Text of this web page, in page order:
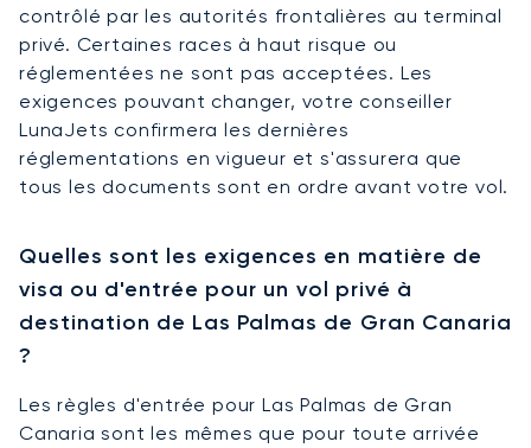
contrôlé par les autorités frontalières au terminal
privé. Certaines races à haut risque ou
réglementées ne sont pas acceptées. Les
exigences pouvant changer, votre conseiller
LunaJets confirmera les dernières
réglementations en vigueur et s'assurera que
tous les documents sont en ordre avant votre vol.
Quelles sont les exigences en matière de
visa ou d'entrée pour un vol privé à
destination de Las Palmas de Gran Canaria
?
Les règles d'entrée pour Las Palmas de Gran
Canaria sont les mêmes que pour toute arrivée